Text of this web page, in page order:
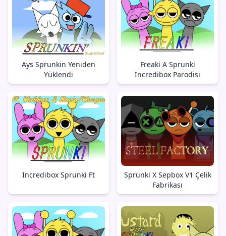
Ays Sprunkin Yeniden
Yüklendi
Freaki A Sprunki
Incredibox Parodisi
Incredibox Sprunki Ft
Sprunki X Sepbox V1 Çelik
Fabrikası